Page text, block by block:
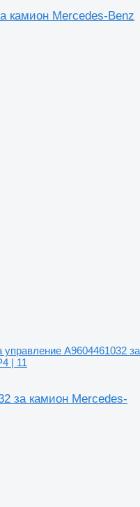
камион Mercedes-Benz
управление A9604461032 за
| 11
за камион Mercedes-